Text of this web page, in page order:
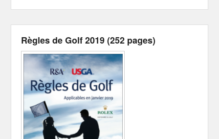
Règles de Golf 2019 (252 pages)